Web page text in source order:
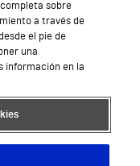
el trabajo
sobre
a través de
el pie de
una
información en la